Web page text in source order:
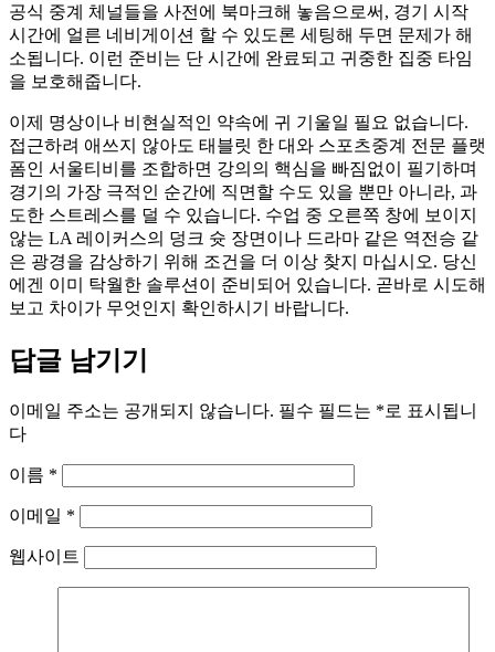
공식 중계 체널들을 사전에 북마크해 놓음으로써, 경기 시작
시간에 얼른 네비게이션 할 수 있도론 세팅해 두면 문제가 해
소됩니다. 이런 준비는 단 시간에 완료되고 귀중한 집중 타임
을 보호해줍니다.
이제 명상이나 비현실적인 약속에 귀 기울일 필요 없습니다.
접근하려 애쓰지 않아도 태블릿 한 대와 스포츠중계 전문 플랫
폼인 서울티비를 조합하면 강의의 핵심을 빠짐없이 필기하며
경기의 가장 극적인 순간에 직면할 수도 있을 뿐만 아니라, 과
도한 스트레스를 덜 수 있습니다. 수업 중 오른쪽 창에 보이지
않는 LA 레이커스의 덩크 슛 장면이나 드라마 같은 역전승 같
은 광경을 감상하기 위해 조건을 더 이상 찾지 마십시오. 당신
에겐 이미 탁월한 솔루션이 준비되어 있습니다. 곧바로 시도해
보고 차이가 무엇인지 확인하시기 바랍니다.
답글 남기기
이메일 주소는 공개되지 않습니다. 필수 필드는 *로 표시됩니
다
이름 *
이메일 *
웹사이트